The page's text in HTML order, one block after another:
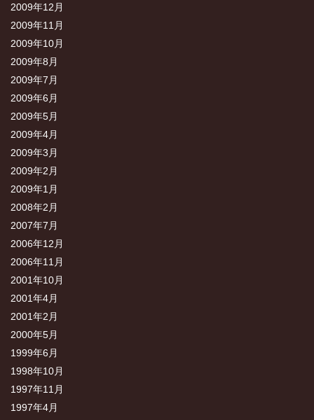
2009年12月
2009年11月
2009年10月
2009年8月
2009年7月
2009年6月
2009年5月
2009年4月
2009年3月
2009年2月
2009年1月
2008年2月
2007年7月
2006年12月
2006年11月
2001年10月
2001年4月
2001年2月
2000年5月
1999年6月
1998年10月
1997年11月
1997年4月